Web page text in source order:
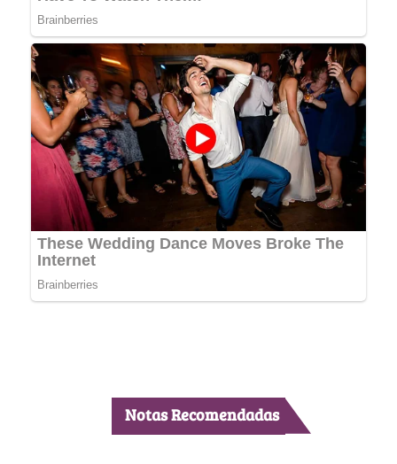
Notas Recomendadas